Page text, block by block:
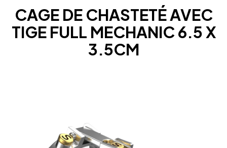
CAGE DE CHASTETÉ AVEC
TIGE FULL MECHANIC 6.5 X
3.5CM